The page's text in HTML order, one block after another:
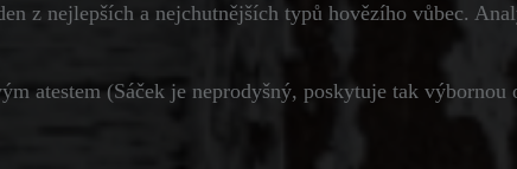
z nejlepších a nejchutnějších typů hovězího vůbec.
atestem (Sáček je neprodyšný, poskytuje tak výbornou